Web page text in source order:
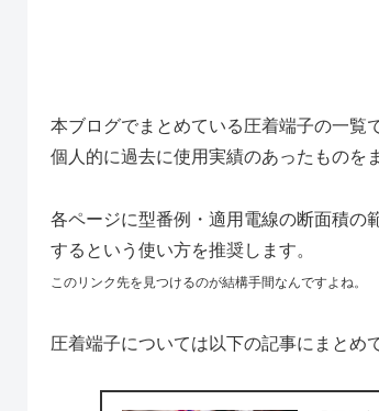
本ブログでまとめている圧着端子の一覧
個人的に過去に使用実績のあったものを
各ページに型番例・適用電線の断面積の
するという使い方を推奨します。
このリンク先を見つけるのが結構手間なんですよね。
圧着端子については以下の記事にまとめ